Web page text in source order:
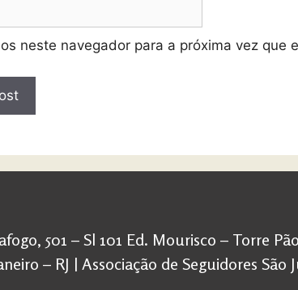
neste navegador para a próxima vez que
501 – Sl 101 Ed. Mourisco – Torre
– RJ | Associação de Seguidores São